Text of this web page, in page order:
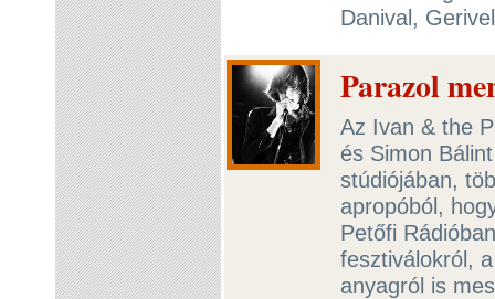
Danival,
Parazol
Az Ivan & the
és Simon
stúdiójában,
apropóból,
Petőfi
fesztiválokról,
anyagról is